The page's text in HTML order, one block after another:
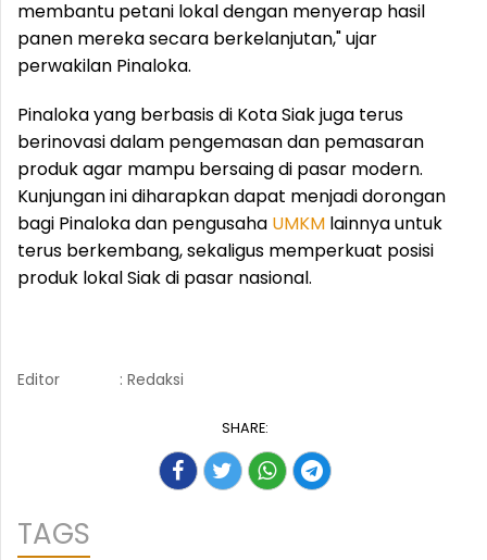
membantu petani lokal dengan menyerap hasil
panen mereka secara berkelanjutan," ujar
perwakilan Pinaloka.
Pinaloka yang berbasis di Kota Siak juga terus
berinovasi dalam pengemasan dan pemasaran
produk agar mampu bersaing di pasar modern.
Kunjungan ini diharapkan dapat menjadi dorongan
bagi Pinaloka dan pengusaha UMKM lainnya untuk
terus berkembang, sekaligus memperkuat posisi
produk lokal Siak di pasar nasional.
Editor : Redaksi
SHARE:
TAGS